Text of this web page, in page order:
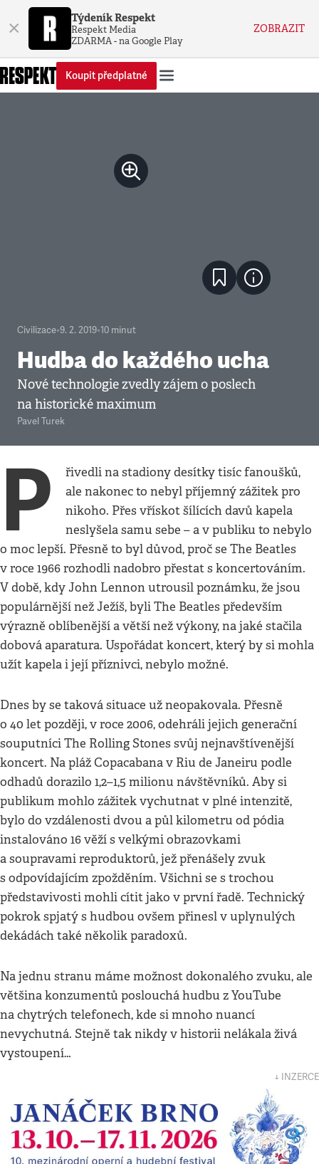
× Týdeník Respekt
Respekt Media
ZDARMA - na Google Play
ZOBRAZIT
Koupit předplatné
Civilizace•9. 2. 2019•10 minut
Hudba do každého ucha
Nové technologie zvedly zájem o poslech
na historické maximum
Pavel Turek
P
řivedli na stadiony desítky tisíc fanoušků,
ale nakonec to nebyl příjemný zážitek pro
nikoho. Přes vřískot šílících davů kapela
neslyšela samu sebe – a v publiku to nebylo
o moc lepší. Přesně to byl důvod, proč se The Beatles
v roce 1966 rozhodli nadobro přestat s koncertováním.
V době, kdy John Lennon utrousil poznámku, že jsou
populárnější než Ježíš, byli The Beatles především
výrazně oblíbenější a větší než výkony, na jaké stačila
dobová aparatura. Uspořádat koncert, který by si mohla
užít kapela i její příznivci, nebylo možné.
Dnes by se taková situace už neopakovala. Přesně
o 40 let později, v roce 2006, odehráli jejich generační
souputníci The Rolling Stones svůj nejnavštívenější
koncert. Na pláž Copacabana v Riu de Janeiru podle
odhadů dorazilo 1,2–1,5 milionu návštěvníků. Aby si
publikum mohlo zážitek vychutnat v plné intenzitě,
bylo do vzdálenosti dvou a půl kilometru od pódia
instalováno 16 věží s velkými obrazovkami
a soupravami reproduktorů, jež přenášely zvuk
s odpovídajícím zpožděním. Všichni se s trochou
představivosti mohli cítit jako v první řadě. Technický
pokrok spjatý s hudbou ovšem přinesl v uplynulých
dekádách také několik paradoxů.
Na jednu stranu máme možnost dokonalého zvuku, ale
většina konzumentů poslouchá hudbu z YouTube
na chytrých telefonech, kde si mnoho nuancí
nevychutná. Stejně tak nikdy v historii nelákala živá
vystoupení…
↓ INZERCE